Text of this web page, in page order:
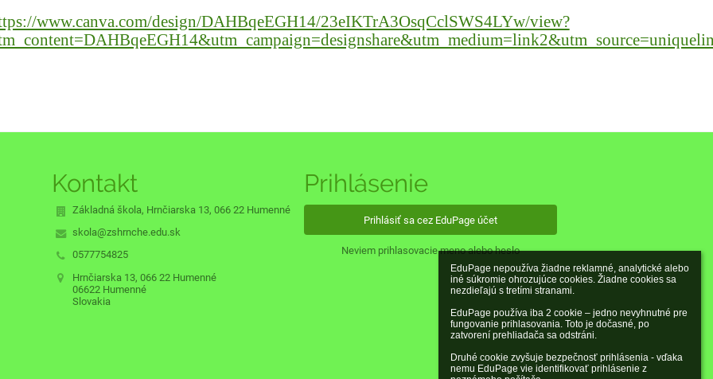
EduPage nepoužíva žiadne reklamné, analytické alebo
iné súkromie ohrozujúce cookies. Žiadne cookies sa
nezdieľajú s tretími stranami.
EduPage používa iba 2 cookie – jedno nevyhnutné pre
fungovanie prihlasovania. Toto je dočasné, po
zatvorení prehliadača sa odstráni.
Druhé cookie zvyšuje bezpečnosť prihlásenia - vďaka
nemu EduPage vie identifikovať prihlásenie z
www.canva.com/design/DAHBqeEGH14/23eIKTrA3OsqCclSWS4LYw/view?
Kontakt
Základná škola, Hrnčiarska 13, 066 22 Humenné
skola@zshrnche.edu.sk
0577754825
Hrnčiarska 13, 066 22 Humenné
06622 Humenné
Slovakia
Prihlásenie
Prihlásiť sa cez EduPage účet
Neviem prihlasovacie meno alebo heslo